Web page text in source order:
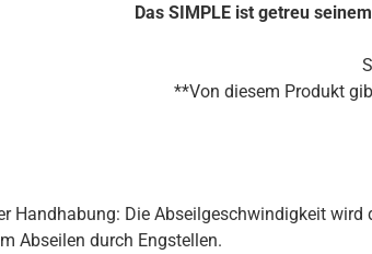
Das SIMPLE ist getreu
**Von diesem Produkt
Handhabung: Die Abseilgeschwindigkeit
Abseilen durch Engstellen.